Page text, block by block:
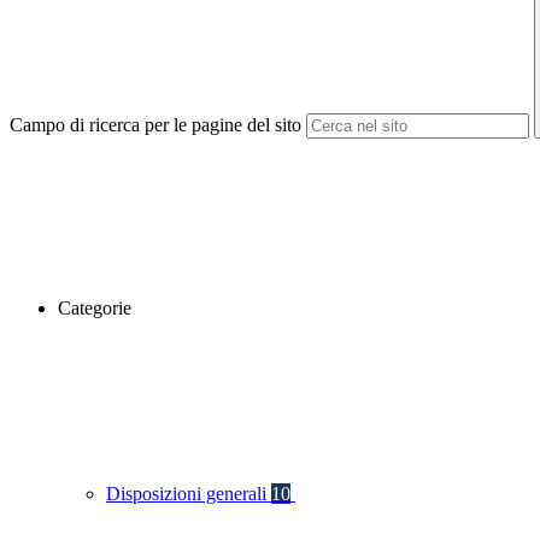
Campo di ricerca per le pagine del sito
Categorie
Disposizioni generali 10